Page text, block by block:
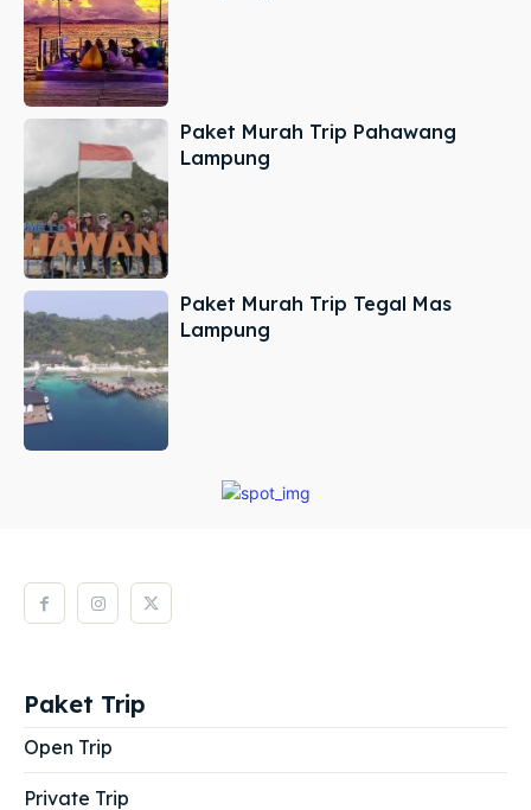
Paket Murah Trip Pahawang
Lampung
Paket Murah Trip Tegal Mas
Lampung
Paket Trip
Open Trip
Private Trip